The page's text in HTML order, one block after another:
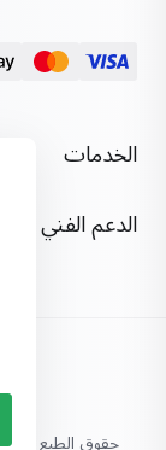
الخدمات
الدعم الفني